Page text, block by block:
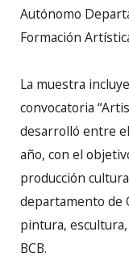
Autónomo
Formación
La muestra
convocatoria
desarrolló entre
año, con el
producción
departamento de
pintura,
BCB.